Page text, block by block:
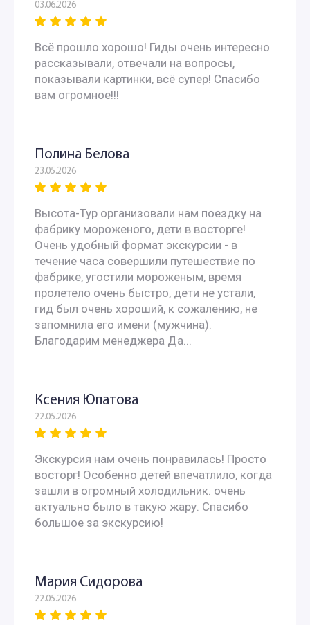
03.06.2026
Всё прошло хорошо! Гиды очень интересно
рассказывали, отвечали на вопросы,
показывали картинки, всё супер! Спасибо
вам огромное!!!
Полина Белова
23.05.2026
Высота-Тур организовали нам поездку на
фабрику мороженого, дети в восторге!
Очень удобный формат экскурсии - в
течение часа совершили путешествие по
фабрике, угостили мороженым, время
пролетело очень быстро, дети не устали,
гид был очень хороший, к сожалению, не
запомнила его имени (мужчина).
Благодарим менеджера Да...
Ксения Юпатова
22.05.2026
Экскурсия нам очень понравилась! Просто
восторг! Особенно детей впечатлило, когда
зашли в огромный холодильник. очень
актуально было в такую жару. Спасибо
большое за экскурсию!
Мария Сидорова
22.05.2026